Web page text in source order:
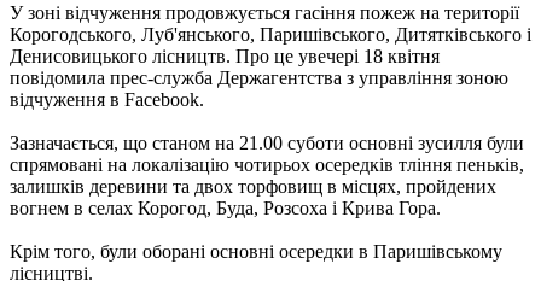
У зоні відчуження продовжується гасіння пожеж на території
Корогодського, Луб'янського, Паришівського, Дитятківського і
Денисовицького лісництв. Про це увечері 18 квітня
повідомила прес-служба Держагентства з управління зоною
відчуження в Facebook.
Зазначається, що станом на 21.00 суботи основні зусилля були
спрямовані на локалізацію чотирьох осередків тління пеньків,
залишків деревини та двох торфовищ в місцях, пройдених
вогнем в селах Корогод, Буда, Розсоха і Крива Гора.
Крім того, були оборані основні осередки в Паришівському
лісництві.